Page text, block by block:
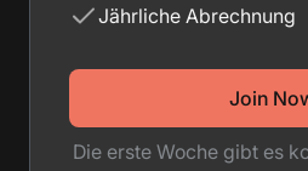
Jährliche Abrechnung
Join
Die erste Woche gibt es